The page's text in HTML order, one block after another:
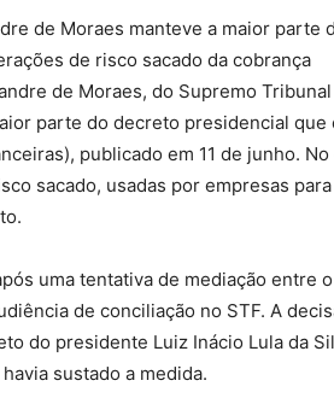
de Moraes manteve a maior parte
de risco sacado da cobrança
de Moraes, do Supremo
parte do decreto presidencial
publicado em 11 de junho.
sacado, usadas por empresas
uma tentativa de mediação entre
de conciliação no STF. A
do presidente Luiz Inácio Lula da
sustado a medida.